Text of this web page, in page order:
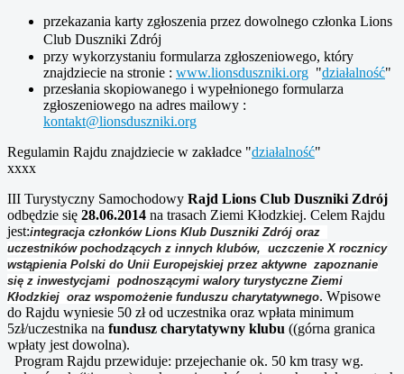
przekazania karty zgłoszenia przez dowolnego członka Lions
Club Duszniki Zdrój
przy wykorzystaniu formularza zgłoszeniowego, który
znajdziecie na stronie : www.lionsduszniki.org "działalność"
przesłania skopiowanego i wypełnionego formularza
zgłoszeniowego na adres mailowy :
kontakt@lionsduszniki.org
Regulamin Rajdu znajdziecie w zakładce "działalność"
xxxx
III Turystyczny Samochodowy Rajd Lions Club Duszniki Zdrój
odbędzie się 28.06.2014 na trasach Ziemi Kłodzkiej. Celem Rajdu
jest:integracja członków Lions Klub Duszniki Zdrój oraz
uczestników pochodzących z innych klubów, uczczenie X rocznicy
wstąpienia Polski do Unii Europejskiej przez aktywne zapoznanie
się z inwestycjami podnoszącymi walory turystyczne Ziemi
Kłodzkiej oraz wspomożenie funduszu charytatywnego. Wpisowe
do Rajdu wyniesie 50 zł od uczestnika oraz wpłata minimum
5zł/uczestnika na fundusz charytatywny klubu ((górna granica
wpłaty jest dowolna).
Program Rajdu przewiduje: przejechanie ok. 50 km trasy wg.